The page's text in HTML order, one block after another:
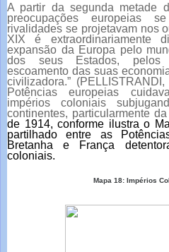
A partir da segunda metade
preocupações europeias
rivalidades se projetavam nos
XIX é extraordinariamente
expansão da Europa pelo
dos seus Estados, pelos
escoamento das suas
civilizadora.”
Potências europeias
impérios coloniais
continentes, particularmente
de 1914, conforme ilustra o
partilhado entre as
Bretanha e França
coloniais.
Mapa 18: Impérios